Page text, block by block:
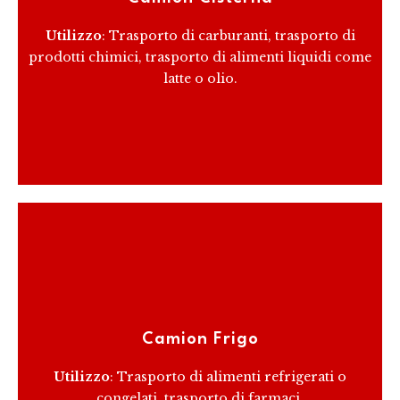
Utilizzo: Trasporto di carburanti, trasporto di
prodotti chimici, trasporto di alimenti liquidi come
latte o olio.
personalizzazione per soddisfare specifiche
normative di sicurezza e di trasporto.
RICEVI PREVENTIVO
Camion Frigo
Utilizzo: Trasporto di alimenti refrigerati o
che devono essere mantenute a una temperatura